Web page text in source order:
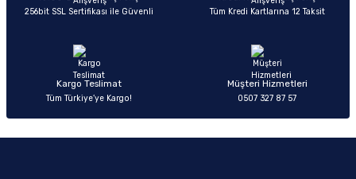
256bit SSL Sertifikası ile Güvenli Tüm Kredi Kartlarına 12 Taksit
Kargo Teslimat
Tüm Türkiye’ye Kargo!
Müşteri Hizmetleri
0507 327 87 57